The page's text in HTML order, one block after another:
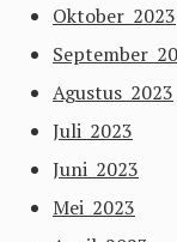
Oktober 2023
September
Agustus 2023
Juli 2023
Juni 2023
Mei 2023